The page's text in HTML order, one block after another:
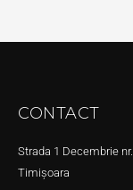
CONTACT
Strada 1 Decembrie
Timișoara